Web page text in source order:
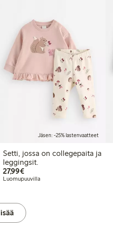
Jäsen: -25% lastenvaatteet
Setti, jossa on collegepaita ja
leggingsit.
27,99€27,99 €
Luomupuuvilla